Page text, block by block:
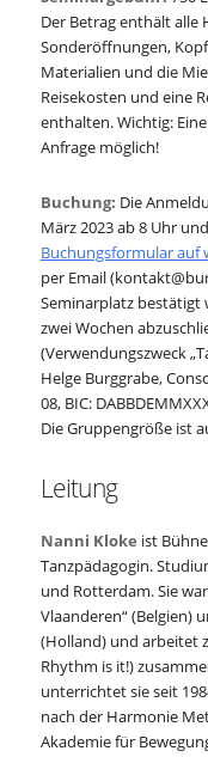
Der Betrag enthält alle
Sonderöffnungen,
Materialien und die
Reisekosten und eine
enthalten. Wichtig:
Anfrage möglich!
Buchung: Die
März 2023 ab 8 Uhr
Buchungsformular auf
per Email
Seminarplatz bestätigt
zwei Wochen
(Verwendungszweck
Helge Burggrabe,
08, BIC:
Die Gruppengröße ist
Leitung
Nanni Kloke ist
Tanzpädagogin.
und Rotterdam. Sie
Vlaanderen“ (Belgien)
(Holland) und arbeitet
Rhythm is it!)
unterrichtet sie seit
nach der Harmonie
Akademie für